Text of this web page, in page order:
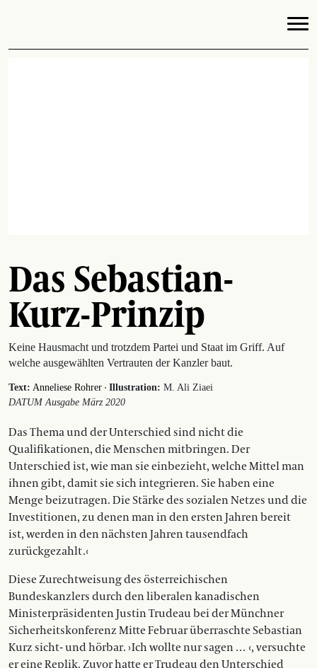
Das Sebastian-
Kurz-Prinzip
Keine Hausmacht und trotzdem Partei und Staat im Griff. Auf
welche ausgewählten Vertrauten der Kanzler baut.
Text: Anneliese Rohrer · Illustration: M. Ali Ziaei
DATUM Ausgabe März 2020
Das Thema und der Unterschied sind nicht die
Qualifikationen, die Menschen mitbringen. Der
Unterschied ist, wie man sie einbezieht, welche Mittel man
ihnen gibt, damit sie sich integrieren. Sie haben eine
Menge beizutragen. Die Stär­ke des sozialen Netzes und die
Investitionen, zu denen man in den ersten Jahren bereit
ist, werden in den nächsten Jahren tausendfach
zurückgezahlt .‹
Diese Zurechtweisung des österreichischen
Bundeskanzlers durch den liberalen kanadischen
Ministerpräsidenten Justin Trudeau bei der Münchner
Sicherheitskonferenz Mitte Februar überraschte Sebastian
Kurz sicht- und hörbar. › Ich wollte nur sagen … ‹, versuchte
er eine Replik. Zuvor hatte er Trudeau den Unterschied